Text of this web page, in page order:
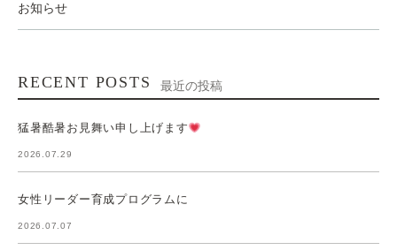
お知らせ
RECENT POSTS 最近の投稿
猛暑酷暑お見舞い申し上げます
2026.07.29
女性リーダー育成プログラムに
2026.07.07